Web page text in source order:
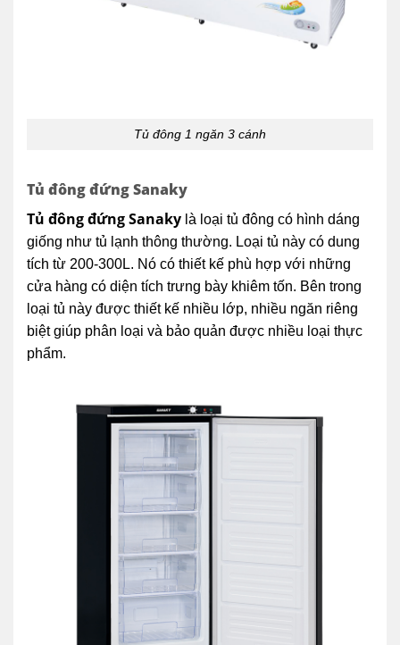
Tủ đông 1 ngăn 3 cánh
Tủ đông đứng Sanaky
Tủ đông đứng Sanaky là loại tủ đông có hình dáng
giống như tủ lạnh thông thường. Loại tủ này có dung
tích từ 200-300L. Nó có thiết kế phù hợp với những
cửa hàng có diện tích trưng bày khiêm tốn. Bên trong
loại tủ này được thiết kế nhiều lớp, nhiều ngăn riêng
biệt giúp phân loại và bảo quản được nhiều loại thực
phẩm.